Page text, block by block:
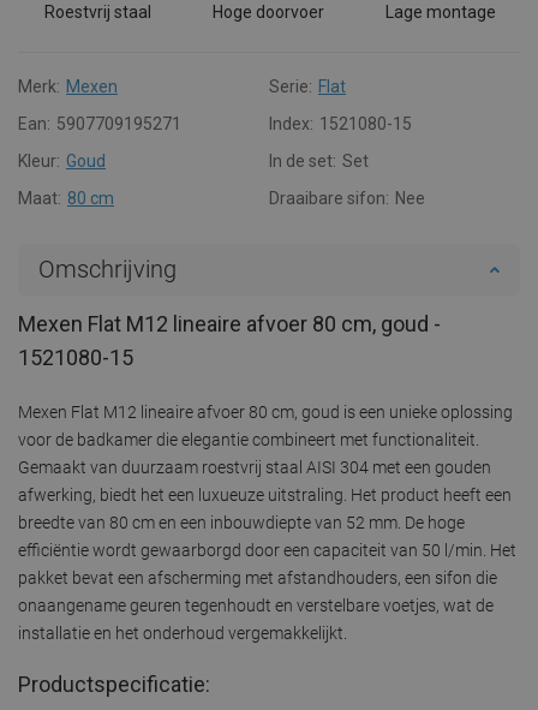
Roestvrij staal Hoge doorvoer Lage montage
Merk: Mexen Serie: Flat
Ean: 5907709195271 Index: 1521080-15
Kleur: Goud In de set: Set
Maat: 80 cm Draaibare sifon: Nee
Omschrijving
Mexen Flat M12 lineaire afvoer 80 cm, goud -
1521080-15
Mexen Flat M12 lineaire afvoer 80 cm, goud is een unieke oplossing
voor de badkamer die elegantie combineert met functionaliteit.
Gemaakt van duurzaam roestvrij staal AISI 304 met een gouden
afwerking, biedt het een luxueuze uitstraling. Het product heeft een
breedte van 80 cm en een inbouwdiepte van 52 mm. De hoge
efficiëntie wordt gewaarborgd door een capaciteit van 50 l/min. Het
pakket bevat een afscherming met afstandhouders, een sifon die
onaangename geuren tegenhoudt en verstelbare voetjes, wat de
installatie en het onderhoud vergemakkelijkt.
Productspecificatie: